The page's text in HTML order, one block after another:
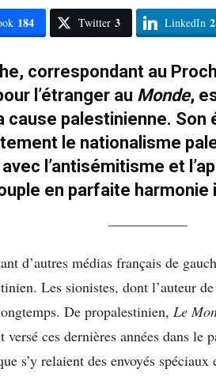
184 Twitter 3 LinkedIn 2
correspondant au
l’étranger au Monde,
cause palestinienne. Son
le nationalisme
l’antisémitisme et
en parfaite harmonie
d’autres médias français de
Les sionistes, dont l’auteur
De propalestinien, Le
ces dernières années dans le
s’y relaient des envoyés